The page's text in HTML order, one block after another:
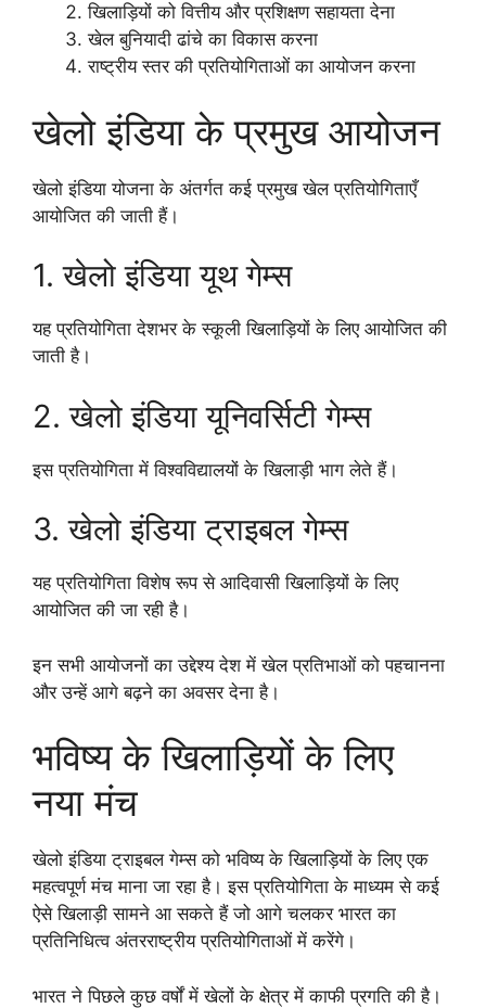
खिलाड़ियों को वित्तीय और प्रशिक्षण सहायता देना
खेल बुनियादी ढांचे का विकास करना
राष्ट्रीय स्तर की प्रतियोगिताओं का आयोजन करना
खेलो इंडिया के प्रमुख आयोजन
खेलो इंडिया योजना के अंतर्गत कई प्रमुख खेल प्रतियोगिताएँ
आयोजित की जाती हैं।
1. खेलो इंडिया यूथ गेम्स
यह प्रतियोगिता देशभर के स्कूली खिलाड़ियों के लिए आयोजित की
जाती है।
2. खेलो इंडिया यूनिवर्सिटी गेम्स
इस प्रतियोगिता में विश्वविद्यालयों के खिलाड़ी भाग लेते हैं।
3. खेलो इंडिया ट्राइबल गेम्स
यह प्रतियोगिता विशेष रूप से आदिवासी खिलाड़ियों के लिए
आयोजित की जा रही है।
इन सभी आयोजनों का उद्देश्य देश में खेल प्रतिभाओं को पहचानना
और उन्हें आगे बढ़ने का अवसर देना है।
भविष्य के खिलाड़ियों के लिए
नया मंच
खेलो इंडिया ट्राइबल गेम्स को भविष्य के खिलाड़ियों के लिए एक
महत्वपूर्ण मंच माना जा रहा है। इस प्रतियोगिता के माध्यम से कई
ऐसे खिलाड़ी सामने आ सकते हैं जो आगे चलकर भारत का
प्रतिनिधित्व अंतरराष्ट्रीय प्रतियोगिताओं में करेंगे।
भारत ने पिछले कुछ वर्षों में खेलों के क्षेत्र में काफी प्रगति की है।